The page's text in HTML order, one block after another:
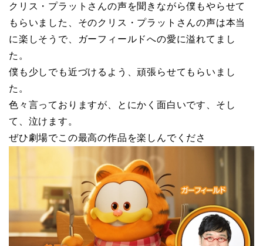
クリス・プラットさんの声を聞きながら僕もやらせて
もらいました、そのクリス・プラットさんの声は本当
に楽しそうで、ガーフィールドへの愛に溢れてまし
た。
僕も少しでも近づけるよう、頑張らせてもらいまし
た。
色々言っておりますが、とにかく面白いです、そし
て、泣けます。
ぜひ劇場でこの最高の作品を楽しんでくださ